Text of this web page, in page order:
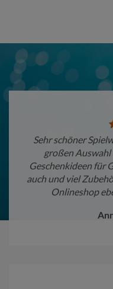
Sehr schöner
großen Auswahl
Geschenkideen für
auch und viel
Onlineshop